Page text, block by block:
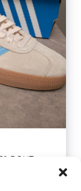
DONT
ADV...